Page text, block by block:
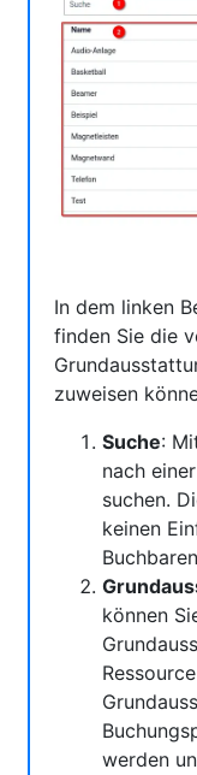
In dem linken
finden Sie die
zuweisen
Suche:
nach
suchen.
keinen
können
werden